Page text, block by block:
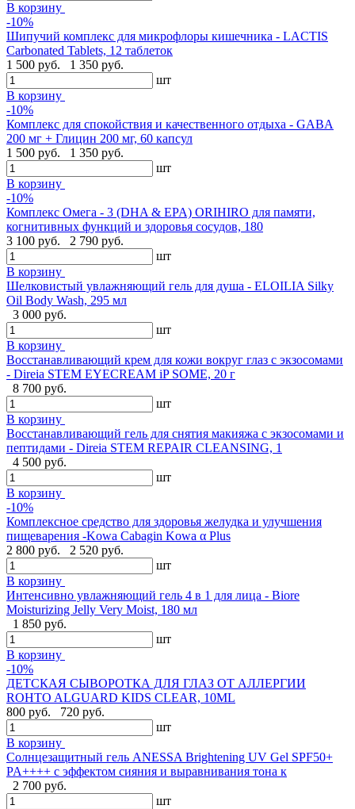
В корзину
-10%
Шипучий комплекс для микрофлоры кишечника - LACTIS
Carbonated Tablets, 12 таблеток
1 500 руб.
1 350 руб.
шт
В корзину
-10%
Комплекс для спокойствия и качественного отдыха - GABA
200 мг + Глицин 200 мг, 60 капсул
1 500 руб.
1 350 руб.
шт
В корзину
-10%
Комплекс Омега - 3 (DHA & EPA) ORIHIRO для памяти,
когнитивных функций и здоровья сосудов, 180
3 100 руб.
2 790 руб.
шт
В корзину
Шелковистый увлажняющий гель для душа - ELOILIA Silky
Oil Body Wash, 295 мл
3 000 руб.
шт
В корзину
Восстанавливающий крем для кожи вокруг глаз с экзосомами
- Direia STEM EYECREAM iP SOME, 20 г
8 700 руб.
шт
В корзину
Восстанавливающий гель для снятия макияжа с экзосомами и
пептидами - Direia STEM REPAIR CLEANSING, 1
4 500 руб.
шт
В корзину
-10%
Комплексное средство для здоровья желудка и улучшения
пищеварения -Kowa Cabagin Kowa α Plus
2 800 руб.
2 520 руб.
шт
В корзину
Интенсивно увлажняющий гель 4 в 1 для лица - Biore
Moisturizing Jelly Very Moist, 180 мл
1 850 руб.
шт
В корзину
-10%
ДЕТСКАЯ СЫВОРОТКА ДЛЯ ГЛАЗ ОТ АЛЛЕРГИИ
ROHTO ALGUARD KIDS CLEAR, 10ML
800 руб.
720 руб.
шт
В корзину
Солнцезащитный гель ANESSA Brightening UV Gel SPF50+
PA++++ с эффектом сияния и выравнивания тона к
2 700 руб.
шт